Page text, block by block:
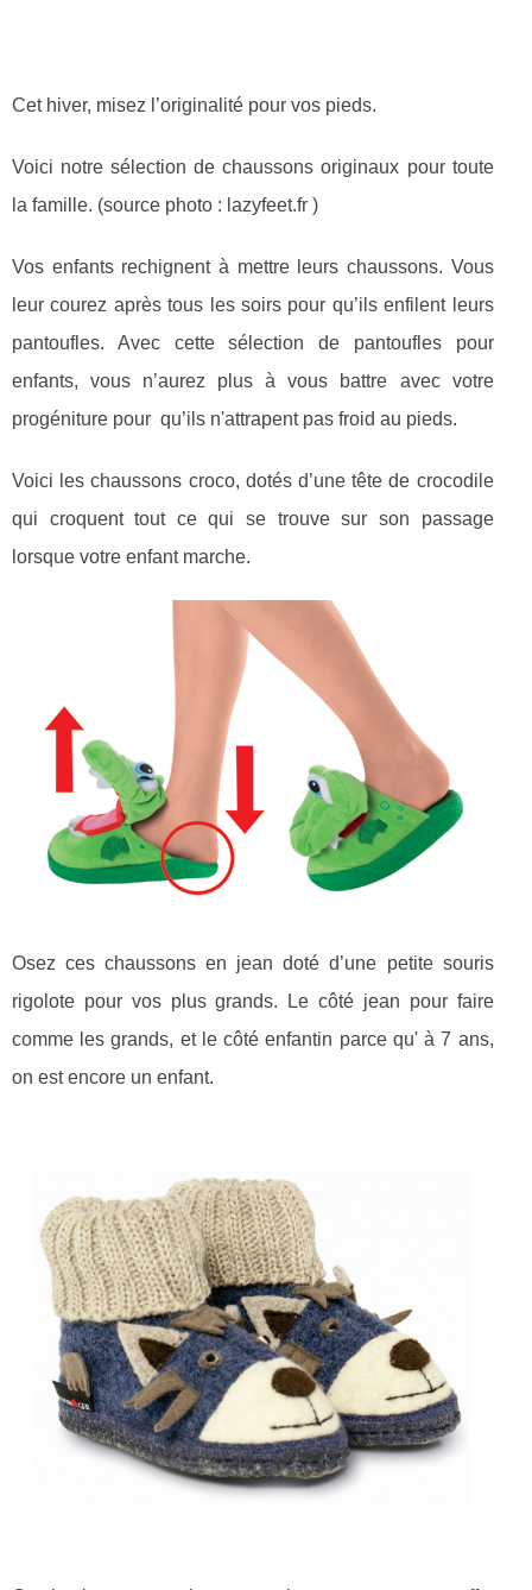
Cet hiver, misez l’originalité pour vos pieds.
Voici notre sélection de chaussons originaux pour toute
la famille. (source photo : lazyfeet.fr )
Vos enfants rechignent à mettre leurs chaussons. Vous
leur courez après tous les soirs pour qu’ils enfilent leurs
pantoufles. Avec cette sélection de pantoufles pour
enfants, vous n’aurez plus à vous battre avec votre
progéniture pour qu’ils n'attrapent pas froid au pieds.
Voici les chaussons croco, dotés d’une tête de crocodile
qui croquent tout ce qui se trouve sur son passage
lorsque votre enfant marche.
Osez ces chaussons en jean doté d’une petite souris
rigolote pour vos plus grands. Le côté jean pour faire
comme les grands, et le côté enfantin parce qu' à 7 ans,
on est encore un enfant.